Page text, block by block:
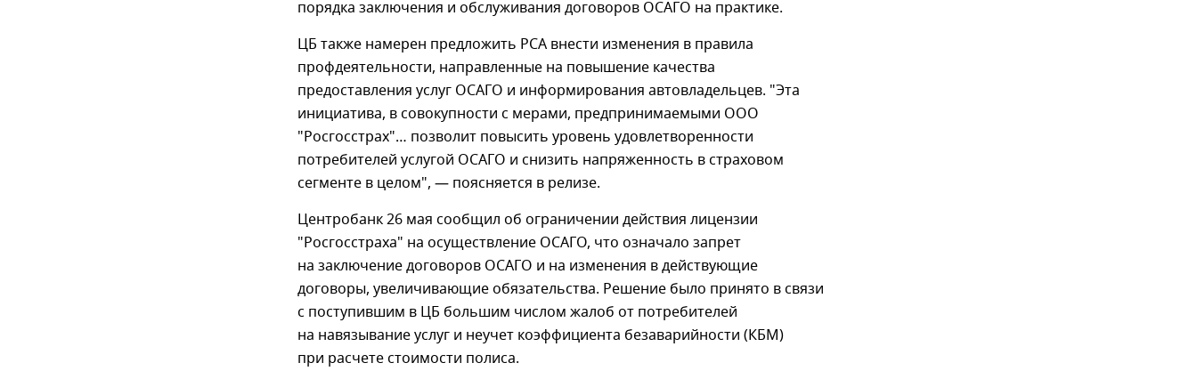
порядка заключения и обслуживания договоров ОСАГО на практике.
ЦБ также намерен предложить РСА внести изменения в правила
профдеятельности, направленные на повышение качества
предоставления услуг ОСАГО и информирования автовладельцев. "Эта
инициатива, в совокупности с мерами, предпринимаемыми ООО
"Росгосстрах"… позволит повысить уровень удовлетворенности
потребителей услугой ОСАГО и снизить напряженность в страховом
сегменте в целом", — поясняется в релизе.
Центробанк 26 мая сообщил об ограничении действия лицензии
"Росгосстраха" на осуществление ОСАГО, что означало запрет
на заключение договоров ОСАГО и на изменения в действующие
договоры, увеличивающие обязательства. Решение было принято в связи
с поступившим в ЦБ большим числом жалоб от потребителей
на навязывание услуг и неучет коэффициента безаварийности (КБМ)
при расчете стоимости полиса.